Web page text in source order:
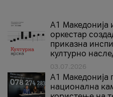
А1 Македонија
оркестар
приказна
културно
03.07.2026
A1 Македонија
национална